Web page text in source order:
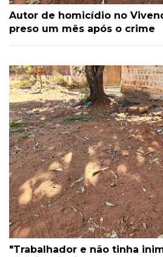
Autor de homicídio no
preso um mês após o crime
"Trabalhador e não tinha